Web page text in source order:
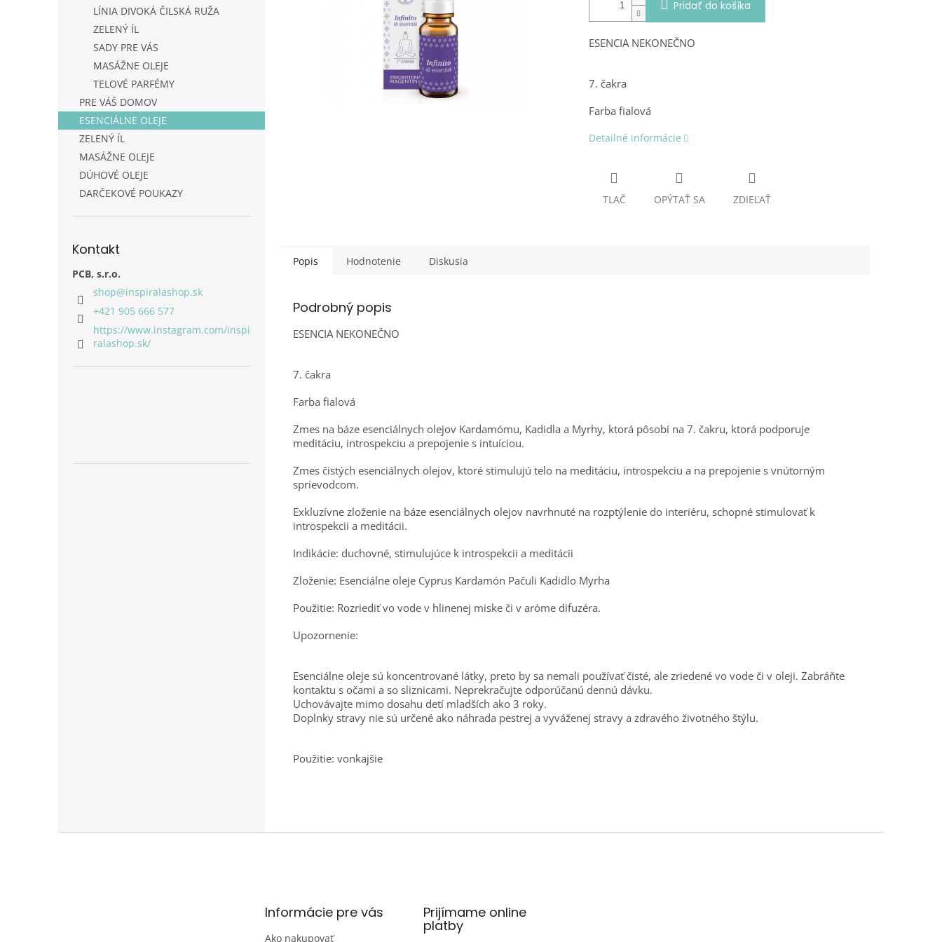
LÍNIA DIVOKÁ ČILSKÁ RUŽA
ZELENÝ ÍL
SADY PRE VÁS
MASÁŽNE OLEJE
TELOVÉ PARFÉMY
PRE VÁŠ DOMOV
ESENCIÁLNE OLEJE
ZELENÝ ÍL
MASÁŽNE OLEJE
DÚHOVÉ OLEJE
DARČEKOVÉ POUKAZY
Kontakt
PCB, s.r.o.
shop@inspiralashop.sk
+421 905 666 577
https://www.instagram.com/inspi
ralashop.sk/
Pridať do košíka
ESENCIA NEKONEČNO
7. čakra
Farba fialová
Detailné informácie
TLAČ OPÝTAŤ SA ZDIEĽAŤ
Popis Hodnotenie Diskusia
Podrobný popis
ESENCIA NEKONEČNO
7. čakra
Farba fialová
Zmes na báze esenciálnych olejov Kardamómu, Kadidla a Myrhy, ktorá pôsobí na 7. čakru, ktorá podporuje
meditáciu, introspekciu a prepojenie s intuíciou.
Zmes čistých esenciálnych olejov, ktoré stimulujú telo na meditáciu, introspekciu a na prepojenie s vnútorným
sprievodcom.
Exkluzívne zloženie na báze esenciálnych olejov navrhnuté na rozptýlenie do interiéru, schopné stimulovať k
introspekcii a meditácii.
Indikácie: duchovné, stimulujúce k introspekcii a meditácii
Zloženie: Esenciálne oleje Cyprus Kardamón Pačuli Kadidlo Myrha
Použitie: Rozriediť vo vode v hlinenej miske či v aróme difuzéra.
Upozornenie:
Esenciálne oleje sú koncentrované látky, preto by sa nemali používať čisté, ale zriedené vo vode či v oleji. Zabráňte
kontaktu s očami a so sliznicami. Neprekračujte odporúčanú dennú dávku.
Uchovávajte mimo dosahu detí mladších ako 3 roky.
Doplnky stravy nie sú určené ako náhrada pestrej a vyváženej stravy a zdravého životného štýlu.
Použitie: vonkajšie
Informácie pre vás
Ako nakupovať
Prijímame online
platby